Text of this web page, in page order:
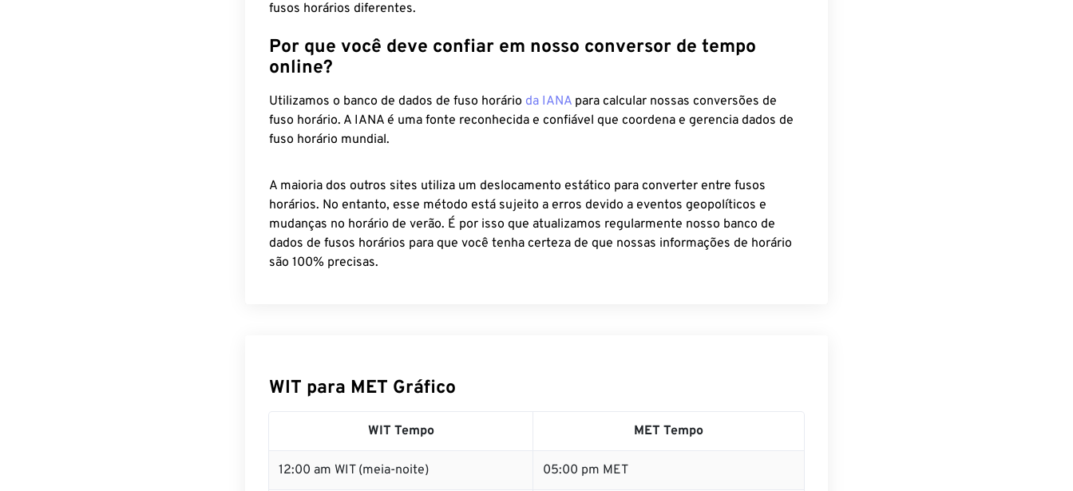
fusos horários diferentes.
Por que você deve confiar em nosso conversor de tempo
online?
Utilizamos o banco de dados de fuso horário da IANA para calcular nossas conversões de
fuso horário. A IANA é uma fonte reconhecida e confiável que coordena e gerencia dados de
fuso horário mundial.
A maioria dos outros sites utiliza um deslocamento estático para converter entre fusos
horários. No entanto, esse método está sujeito a erros devido a eventos geopolíticos e
mudanças no horário de verão. É por isso que atualizamos regularmente nosso banco de
dados de fusos horários para que você tenha certeza de que nossas informações de horário
são 100% precisas.
WIT para MET Gráfico
WIT Tempo MET Tempo
12:00 am WIT (meia-noite) 05:00 pm MET